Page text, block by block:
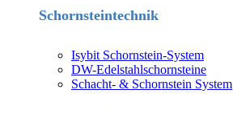
Schornsteintechnik
Isybit Schornstein-System
DW-Edelstahlschornsteine
Schacht- & Schornstein System